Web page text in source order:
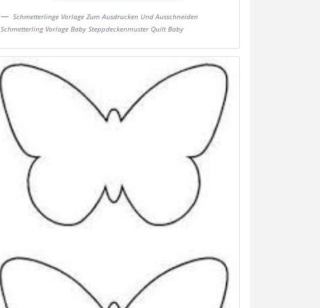
Schmetterlinge Vorlage Zum Ausdrucken Und Ausschneiden
Schmetterling Vorlage Baby Steppdeckenmuster Quilt Baby